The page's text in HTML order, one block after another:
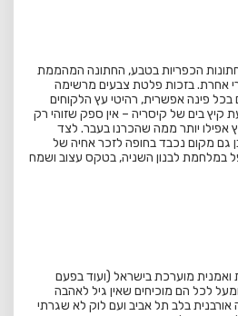
הכפריות בטבע, החתונה המהממת
אחרת. בזכות פלטת צבעים מרשימה
בכל פינה אפשרית, רהיטי עץ הלקוחים
בים של קיסריה – אין ספק שזוהי רק
אפילו יותר ממה שהכרנו בעבר. לצד
גם מקום נכבד בחופה לזכר אחיה של
במלחמת לבנון השניה, בטקס עצוב ושמח
ואמנית מוערכת בישראל (ועוד בפעם
לכל הם מוכיחים שאין גיל לאהבה
בלב תל אביב ועם לוק לא שגרתי